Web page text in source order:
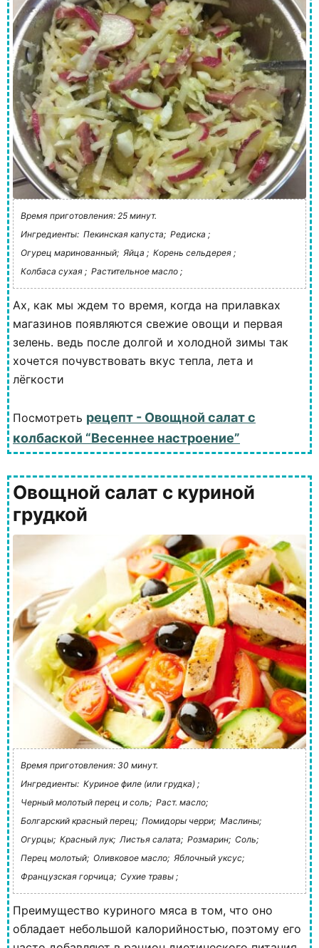
Время приготовления: 25 минут.
Ингредиенты: Пекинская капуста; Редиска ;
Огурец маринованный; Яйца ; Корень сельдерея ;
Колбаса сухая ; Растительное масло ;
Ах, как мы ждем то время, когда на прилавках
магазинов появляются свежие овощи и первая
зелень. ведь после долгой и холодной зимы так
хочется почувствовать вкус тепла, лета и
лёгкости
Посмотреть рецепт - Овощной салат с
колбаской “Весеннее настроение”
Овощной салат с куриной
грудкой
Время приготовления: 30 минут.
Ингредиенты: Куриное филе (или грудка) ;
Черный молотый перец и соль; Раст. масло;
Болгарский красный перец; Помидоры черри; Маслины;
Огурцы; Красный лук; Листья салата; Розмарин; Соль;
Перец молотый; Оливковое масло; Яблочный уксус;
Французская горчица; Сухие травы ;
Преимущество куриного мяса в том, что оно
обладает небольшой калорийностью, поэтому его